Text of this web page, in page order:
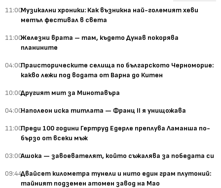
11:00Музикални хроники: Как възникна най-големият хеви
метъл фестивал в света
11:00Железни врата – там, където Дунав покорява
планините
04:00Праисторическите селища по българското Черноморие:
какво лежи под водата от Варна до Китен
10:00Другият мит за Минотавъра
04:00Наполеон иска титлата — Франц II я унищожава
11:00Преди 100 години Гертруд Едерле преплува Ламанша по-
бързо от всеки мъж
03:00Ашока — завоевателят, който съжалява за победата си
09:44Двайсет километра тунели и нито един грам плутоний:
тайният подземен атомен завод на Мао